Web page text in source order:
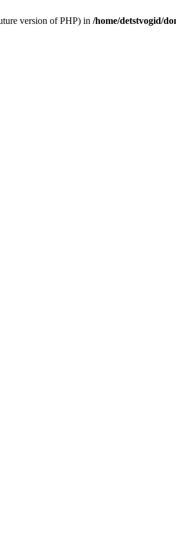
version of PHP) in /home/detstvogid/